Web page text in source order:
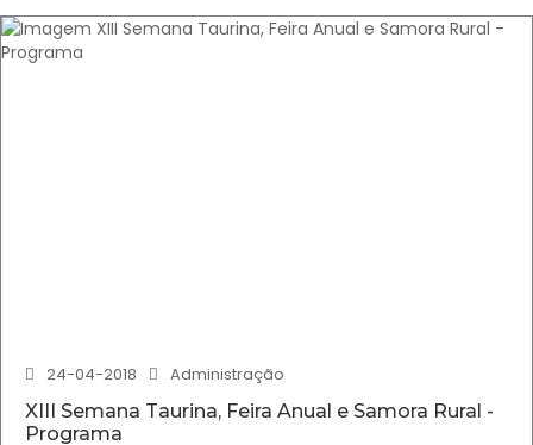
24-04-2018
Administração
XIII Semana Taurina, Feira Anual e Samora Rural -
Programa